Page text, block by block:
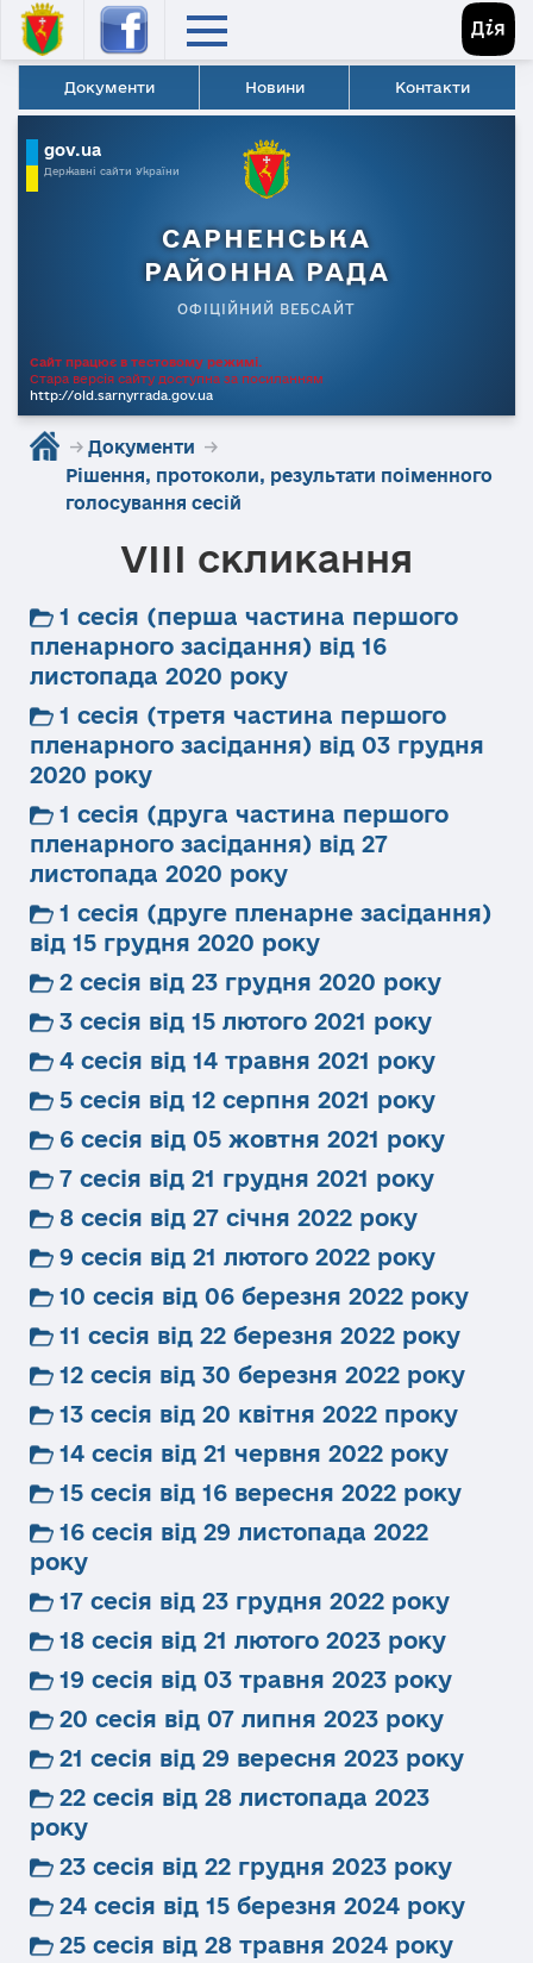
Документи Новини Контакти
gov.ua
Державні сайти України
САРНЕНСЬКА
РАЙОННА РАДА
ОФІЦІЙНИЙ ВЕБСАЙТ
Сайт працює в тестовому режимі.
Стара версія сайту доступна за посиланням
http://old.sarnyrrada.gov.ua
→ Документи →
Рішення, протоколи, результати поіменного
голосування сесій
VIII скликання
1 сесія (перша частина першого
пленарного засідання) від 16
листопада 2020 року
1 сесія (третя частина першого
пленарного засідання) від 03 грудня
2020 року
1 сесія (друга частина першого
пленарного засідання) від 27
листопада 2020 року
1 сесія (друге пленарне засідання)
від 15 грудня 2020 року
2 сесія від 23 грудня 2020 року
3 сесія від 15 лютого 2021 року
4 сесія від 14 травня 2021 року
5 сесія від 12 серпня 2021 року
6 сесія від 05 жовтня 2021 року
7 сесія від 21 грудня 2021 року
8 сесія від 27 січня 2022 року
9 сесія від 21 лютого 2022 року
10 сесія від 06 березня 2022 року
11 сесія від 22 березня 2022 року
12 сесія від 30 березня 2022 року
13 сесія від 20 квітня 2022 проку
14 сесія від 21 червня 2022 року
15 сесія від 16 вересня 2022 року
16 сесія від 29 листопада 2022
року
17 сесія від 23 грудня 2022 року
18 сесія від 21 лютого 2023 року
19 сесія від 03 травня 2023 року
20 сесія від 07 липня 2023 року
21 сесія від 29 вересня 2023 року
22 сесія від 28 листопада 2023
року
23 сесія від 22 грудня 2023 року
24 сесія від 15 березня 2024 року
25 сесія від 28 травня 2024 року